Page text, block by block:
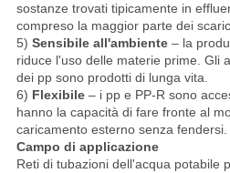
sostanze trovati tipicamente in
compreso la maggior parte dei
5) Sensibile all'ambiente– la
riduce l'uso delle materie prime. Gli
dei pp sono prodotti di lunga vita.
6) Flexibile– i pp e PP-R sono
hanno la capacità di fare fronte al
caricamento esterno senza fendersi.
Campo di applicazione
Reti di tubazioni dell'acqua potabile